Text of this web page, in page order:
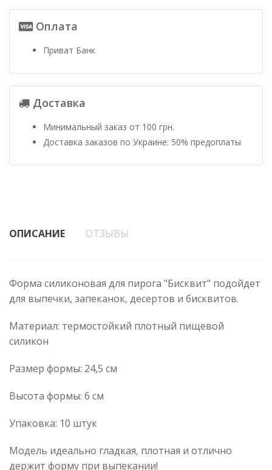
Оплата
Приват Банк
Доставка
Минимальный заказ от 100 грн.
Доставка заказов по Украине: 50% предоплаты
ОПИСАНИЕ ОТЗЫВЫ
Форма силиконовая для пирога "Бисквит" подойдет
для выпечки, запеканок, десертов и бисквитов.
Материал: термостойкий плотный пищевой
силикон
Размер формы: 24,5 см
Высота формы: 6 см
Упаковка: 10 штук
Модель идеально гладкая, плотная и отлично
держит форму при выпекании!